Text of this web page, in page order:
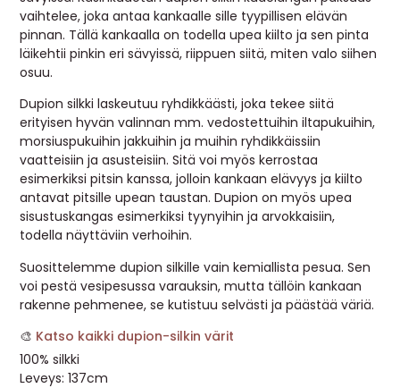
MUUT
🔖 OUTLET
OHJEITA
USEIN KYSYTTYÄ
OTA YHTEYTTÄ
vaihtelee, joka antaa kankaalle sille tyypillisen elävän
pinnan. Tällä kankaalla on todella upea kiilto ja sen pinta
läikehtii pinkin eri sävyissä, riippuen siitä, miten valo siihen
osuu.
Dupion silkki laskeutuu ryhdikkäästi, joka tekee siitä
erityisen hyvän valinnan mm. vedostettuihin iltapukuihin,
morsiuspukuihin jakkuihin ja muihin ryhdikkäissiin
vaatteisiin ja asusteisiin. Sitä voi myös kerrostaa
esimerkiksi pitsin kanssa, jolloin kankaan elävyys ja kiilto
antavat pitsille upean taustan. Dupion on myös upea
sisustuskangas esimerkiksi tyynyihin ja arvokkaisiin,
todella näyttäviin verhoihin.
Suosittelemme dupion silkille vain kemiallista pesua. Sen
voi pestä vesipesussa varauksin, mutta tällöin kankaan
rakenne pehmenee, se kutistuu selvästi ja päästää väriä.
🎨 Katso kaikki dupion-silkin värit
100% silkki
Leveys: 137cm